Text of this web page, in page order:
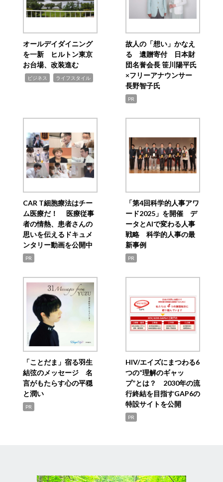
オールデイダイニング
を一新 ヒルトン東京
お台場、改装進む
ビジネス ライフスタイル
故人の「想い」かなえ
る 遺贈寄付 日本財
団名誉会長 笹川陽平氏
×フリーアナウンサー
長野智子氏
PR
CAR T細胞療法はチー
ム医療だ！ 医療従事
者の情熱、患者さんの
思いを伝えるドキュメ
ンタリー動画を公開中
PR
「第4回科学的人事アワ
ード2025」を開催 デ
ータとAIで変わる人事
戦略 科学的人事の最
新事例
PR
「ことだま」宿る羽生
結弦のメッセージ 名
言がもたらす心の平穏
と潤い
PR
HIV/エイズにまつわる6
つの“理解のギャッ
プ”とは？ 2030年の流
行終結を目指すGAP6の
特設サイトを公開
PR